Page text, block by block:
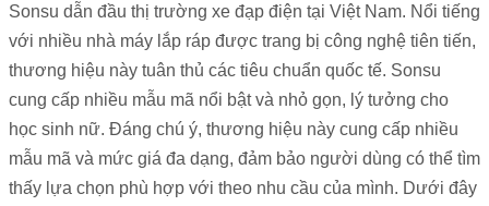
Sonsu dẫn đầu thị trường xe đạp điện tại Việt Nam. Nổi tiếng
với nhiều nhà máy lắp ráp được trang bị công nghệ tiên tiến,
thương hiệu này tuân thủ các tiêu chuẩn quốc tế. Sonsu
cung cấp nhiều mẫu mã nổi bật và nhỏ gọn, lý tưởng cho
học sinh nữ. Đáng chú ý, thương hiệu này cung cấp nhiều
mẫu mã và mức giá đa dạng, đảm bảo người dùng có thể tìm
thấy lựa chọn phù hợp với theo nhu cầu của mình. Dưới đây